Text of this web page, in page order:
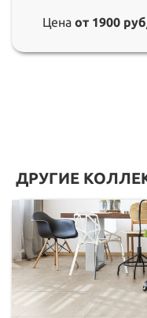
Цена от 1900
ДРУГИЕ